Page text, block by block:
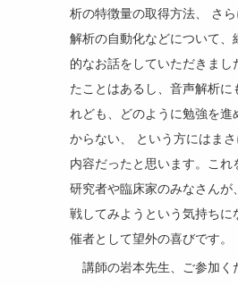
析の特徴量の取得方法、 さ
解析の自動化などについて、
的なお話をしていただきま
たことはあるし、音声解析に
れども、どのように勉強を進
からない、 という方にはま
内容だったと思います。これ
研究者や臨床家のみなさんが
戦してみようという気持ちに
催者として望外の喜びです。
講師の岩本先生、ご参加く